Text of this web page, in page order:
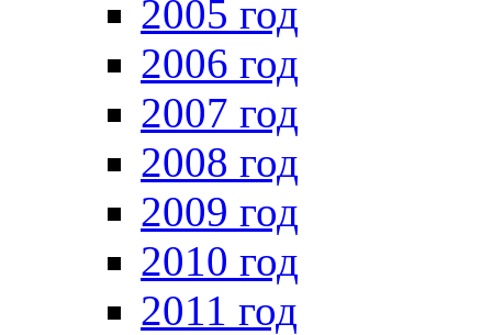
2005 год
2006 год
2007 год
2008 год
2009 год
2010 год
2011 год